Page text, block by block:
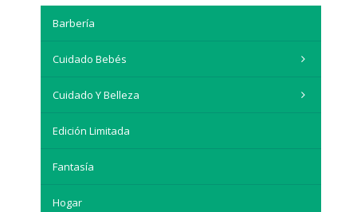
Barbería
Cuidado Bebés
Cuidado Y Belleza
Edición Limitada
Fantasía
Hogar